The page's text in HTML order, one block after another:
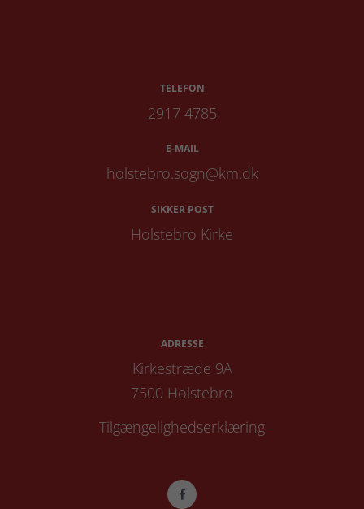
TELEFON
2917 4785
E-MAIL
holstebro.sogn@km.dk
SIKKER POST
Holstebro Kirke
ADRESSE
Kirkestræde 9A
7500 Holstebro
Tilgængelighedserklæring